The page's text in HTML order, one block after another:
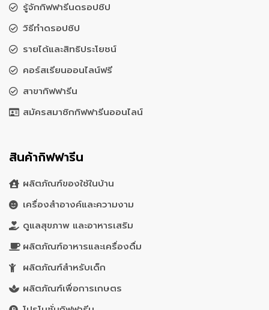
รู้จักกิฟฟารีนดรอปชิป
วิธีทำดรอปชิป
รายได้และสิทธิประโยชน์
คอร์สเรียนออนไลน์ฟรี
สาขากิฟฟารีน
สมัครสมาชิกกิฟฟารีนออนไลน์
สินค้ากิฟฟารีน
ผลิตภัณฑ์ของใช้ในบ้าน
เครื่องสำอางค์และความงาม
ดูแลสุขภาพ และอาหารเสริม
ผลิตภัณฑ์อาหารและเครื่องดื่ม
ผลิตภัณฑ์สำหรับเด็ก
ผลิตภัณฑ์เพื่อการเกษตร